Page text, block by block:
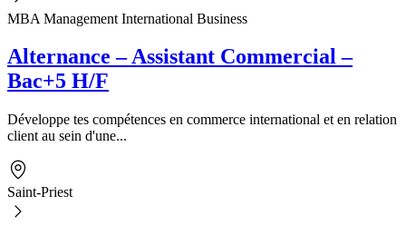
MBA Management International Business
Alternance – Assistant Commercial –
Bac+5 H/F
Développe tes compétences en commerce international et en relation
client au sein d'une...
Saint-Priest